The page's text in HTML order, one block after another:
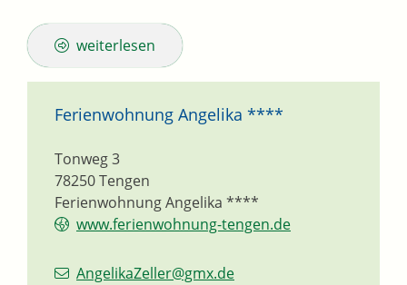
weiterlesen
Ferienwohnung Angelika ****
Ferienwohnung Angelika ****
Tonweg 3
78250Tengen
www.ferienwohnung-tengen.de
AngelikaZeller@gmx.de